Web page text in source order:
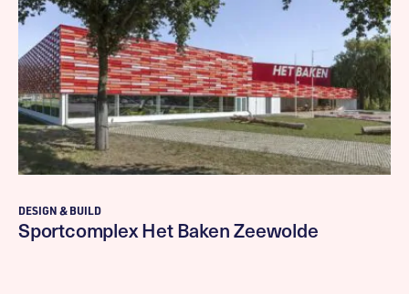
DESIGN & BUILD
Sportcomplex Het Baken Zeewolde